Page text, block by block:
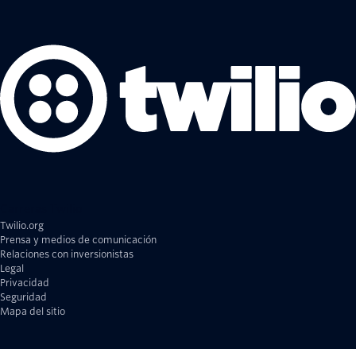
Twilio.org
Prensa y medios de comunicación
Relaciones con inversionistas
Legal
Privacidad
Seguridad
Mapa del sitio